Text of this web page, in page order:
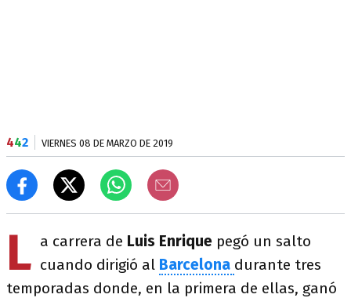
442 VIERNES 08 DE MARZO DE 2019
L a carrera de Luis Enrique pegó un salto
cuando dirigió al Barcelona durante tres
temporadas donde, en la primera de ellas, ganó